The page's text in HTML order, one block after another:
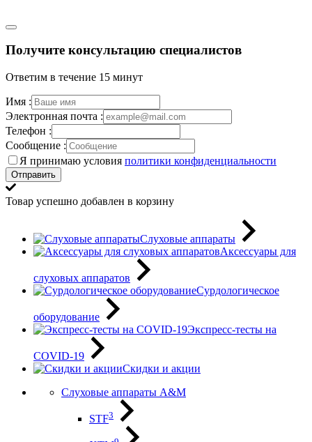
Получите консультацию специалистов
Ответим в течение 15 минут
Имя :
Электронная почта :
Телефон :
Сообщение :
Я принимаю условия политики конфиденциальности
Отправить
Товар успешно добавлен в корзину
Слуховые аппараты
Аксессуары для
слуховых аппаратов
Сурдологическое
оборудование
Экспресс-тесты на
COVID-19
Скидки и акции
Слуховые аппараты A&M
STF3